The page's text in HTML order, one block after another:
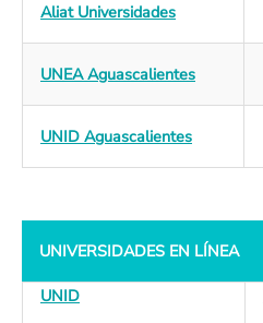
Aliat Universidades
UNEA Aguascalientes
UNID Aguascalientes
UNIVERSIDADES EN LÍNEA
UNID